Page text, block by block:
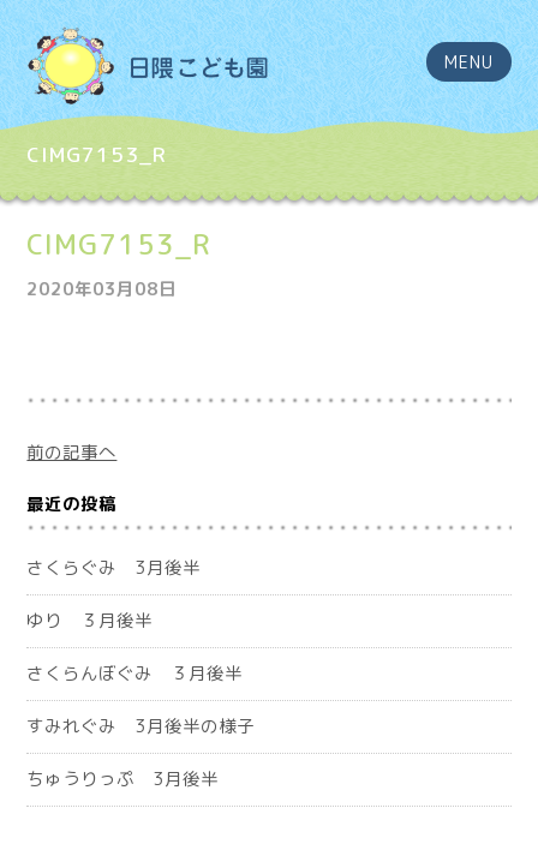
MENU
CIMG7153_R
CIMG7153_R
2020年03月08日
前の記事へ
最近の投稿
さくらぐみ 3月後半
ゆり ３月後半
さくらんぼぐみ ３月後半
すみれぐみ 3月後半の様子
ちゅうりっぷ 3月後半